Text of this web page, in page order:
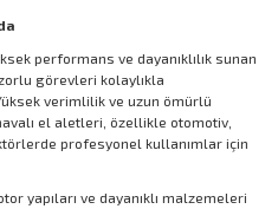
performans ve dayanıklılık sunan
görevleri kolaylıkla
verimlilik ve uzun ömürlü
el aletleri, özellikle otomotiv,
profesyonel kullanımlar için
yapıları ve dayanıklı malzemeleri